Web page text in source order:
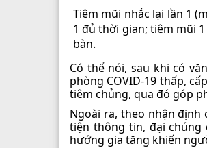
Tiêm mũi nhắc lại lần 1
1 đủ thời gian; tiêm mũi
bàn.
Có thể nói, sau khi có
phòng COVID-19 thấp,
tiêm chủng, qua đó góp
Ngoài ra, theo nhận
tiện thông tin, đại chúng
hướng gia tăng khiến